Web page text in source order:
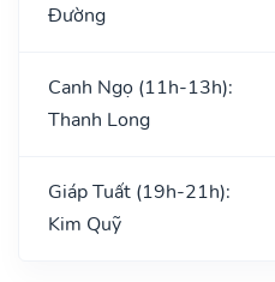
Đường
Canh Ngọ (11h-13h):
Thanh Long
Giáp Tuất (19h-21h):
Kim Quỹ